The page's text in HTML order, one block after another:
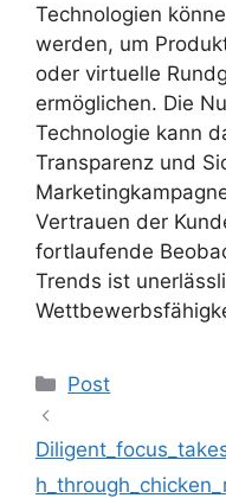
Technologien
werden, um
oder virtuelle
ermöglichen. Die
Technologie kann
Transparenz und
Vertrauen der
fortlaufende
Trends ist
Kategoriler
Post